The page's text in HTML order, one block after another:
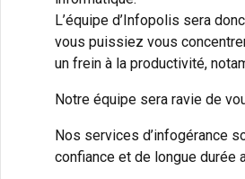
L’équipe d’Infopolis sera
vous puissiez vous
un frein à la productivité,
Notre équipe sera ravie de
Nos services d’infogérance
confiance et de longue durée